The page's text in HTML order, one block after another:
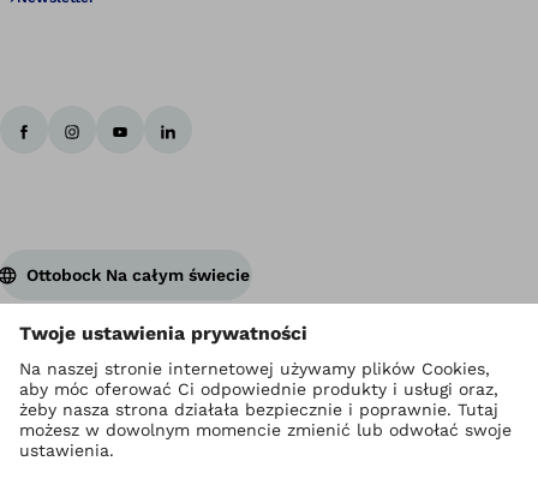
Ottobock Na całym świecie
Prawa autorskie Ottobock
Ustawienia prywatności
Polityka prywatności